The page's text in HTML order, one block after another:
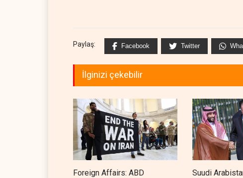
Paylaş: Facebook Twitter
İlginizi çekebilir
Foreign Affairs: ABD
Suudi